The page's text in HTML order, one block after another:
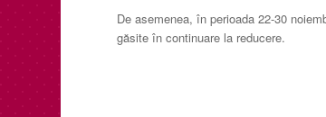
De asemenea, în perioada 22-30
găsite în continuare la reducere.